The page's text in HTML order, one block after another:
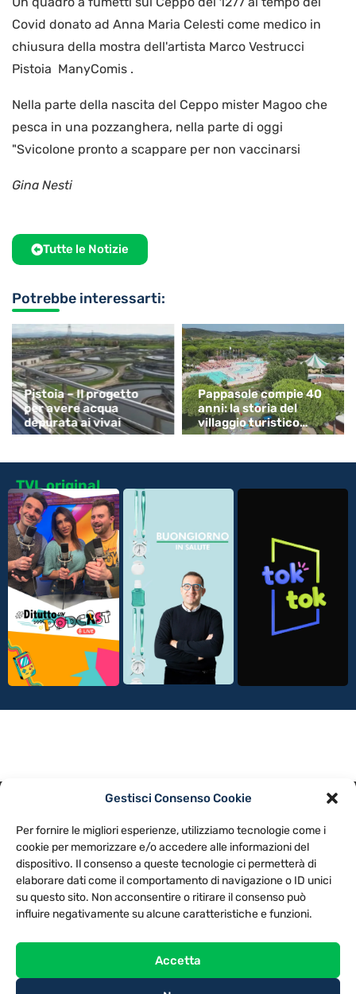
Gestisci Consenso Cookie
Per fornire le migliori esperienze, utilizziamo tecnologie come i
cookie per memorizzare e/o accedere alle informazioni del
dispositivo. Il consenso a queste tecnologie ci permetterà di
elaborare dati come il comportamento di navigazione o ID unici
su questo sito. Non acconsentire o ritirare il consenso può
influire negativamente su alcune caratteristiche e funzioni.
Accetta
video
Covid donato ad Anna Maria Celesti come medico in
chiusura della mostra dell'artista Marco Vestrucci
Pistoia ManyComis .
Nella parte della nascita del Ceppo mister Magoo che
pesca in una pozzanghera, nella parte di oggi
"Svicolone pronto a scappare per non vaccinarsi
Gina Nesti
Tutte le Notizie
Potrebbe interessarti:
Pistoia – Il progetto
per avere acqua
depurata ai vivai
Pappasole compie 40
anni: la storia del
villaggio turistico
simbolo delle
TVL original
NOTE LEGALI
CONTATTACI PREFERENZE
TV LIBERA S.P.A.
Via Monteleonese 95/21 – 51100 Pistoia (PT)
Tel. 0573.9136 / Fax 0573.913615